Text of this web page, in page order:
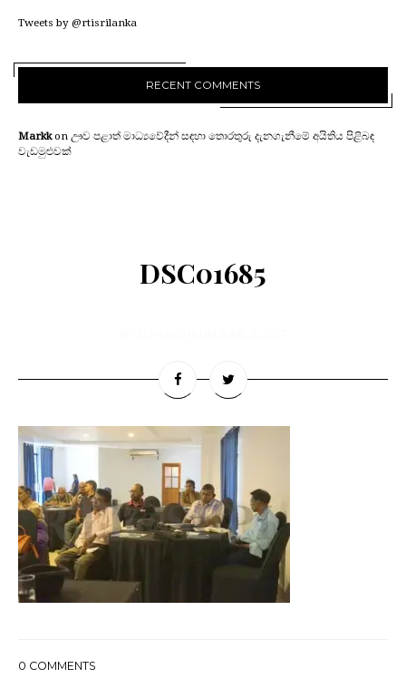
Tweets by @rtisrilanka
RECENT COMMENTS
Markkon ඌව පළාත් මාධ්‍යවේදීන් සඳහා තොරතුරු දැනගැනීමේ අයිතිය පිළිබඳ
වැඩමුළුවක්
DSC01685
0 COMMENTS